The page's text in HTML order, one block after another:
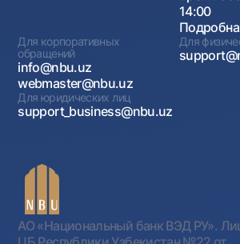
14:00
Для корпоративных
обращений
info@nbu.uz
webmaster@nbu.uz
Для
Для юридических лиц
support_business@nbu.uz
АО «Национальный банк ВЭД РУ».